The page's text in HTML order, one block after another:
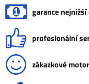
garance nejnižší
profesionální
zákazkové